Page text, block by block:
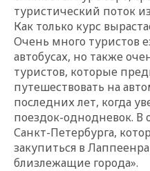
туристический поток
Как только курс
Очень много туристов
автобусах, но также
туристов, которые
путешествовать на
последних лет, когда
поездок-однодневок. В
Санкт-Петербурга,
закупиться в
близлежащие города».